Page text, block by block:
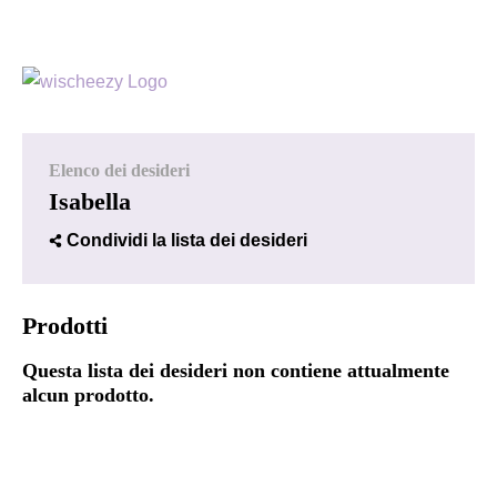
Elenco dei desideri
Isabella
Condividi la lista dei desideri
Prodotti
Questa lista dei desideri non contiene attualmente
alcun prodotto.